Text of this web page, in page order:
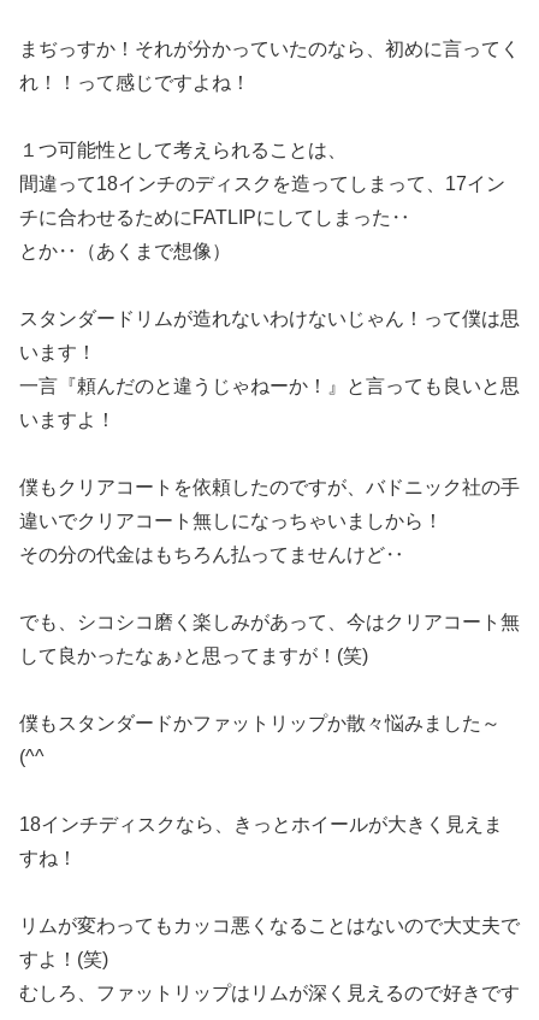
まぢっすか！それが分かっていたのなら、初めに言ってく
れ！！って感じですよね！
１つ可能性として考えられることは、
間違って18インチのディスクを造ってしまって、17イン
チに合わせるためにFATLIPにしてしまった‥
とか‥（あくまで想像）
スタンダードリムが造れないわけないじゃん！って僕は思
います！
一言『頼んだのと違うじゃねーか！』と言っても良いと思
いますよ！
僕もクリアコートを依頼したのですが、バドニック社の手
違いでクリアコート無しになっちゃいましから！
その分の代金はもちろん払ってませんけど‥
でも、シコシコ磨く楽しみがあって、今はクリアコート無
して良かったなぁ♪と思ってますが！(笑)
僕もスタンダードかファットリップか散々悩みました～
(^^ゞ
18インチディスクなら、きっとホイールが大きく見えま
すね！
リムが変わってもカッコ悪くなることはないので大丈夫で
すよ！(笑)
むしろ、ファットリップはリムが深く見えるので好きです